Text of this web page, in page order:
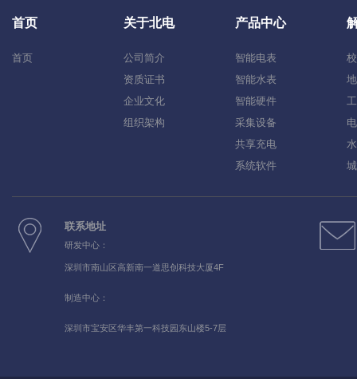
首页
首页
关于北电
公司简介
资质证书
企业文化
组织架构
产品中心
智能电表
智能水表
智能硬件
采集设备
共享充电
系统软件
联系地址
研发中心：
深圳市南山区高新南一道思创科技大厦4F
制造中心：
深圳市宝安区华丰第一科技园东山楼5-7层